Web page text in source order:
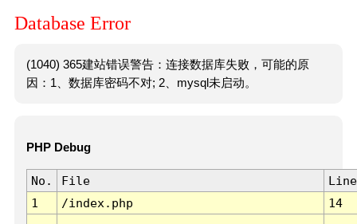
Database Error
(1040) 365建站错误警告：连接数据库失败，可能的原
因：1、数据库密码不对; 2、mysql未启动。
PHP Debug
No. File
Line
1
/index.php 14